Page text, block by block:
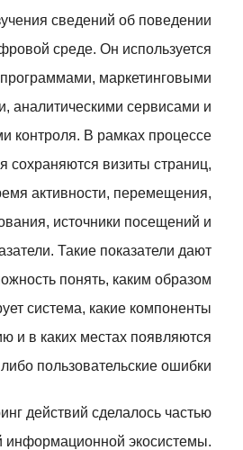
сведений об поведении
среде. Он используется
маркетинговыми
аналитическими сервисами и
контроля. В рамках процессе
сохраняются визиты страниц,
активности, перемещения,
источники посещений и
Такие показатели дают
понять, каким образом
система, какие компоненты
и в каких местах появляются
пользовательские ошибки.
действий сделалось частью
информационной экосистемы.